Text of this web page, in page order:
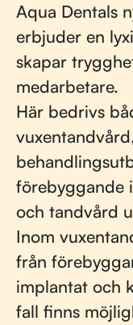
Aqua Dentals
erbjuder en
skapar
medarbetare.
Här bedrivs
förebyggande
och tandvård
Inom
från
implantat och
fall finns